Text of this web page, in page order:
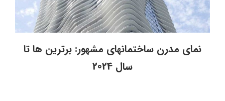
نمای مدرن ساختمانهای مشهور: برترین ها تا
سال 2024